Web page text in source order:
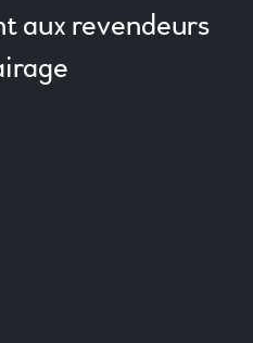
aux revendeurs